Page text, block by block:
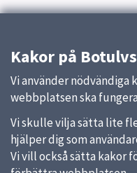
Kakor på
Vi använder nödvändiga
webbplatsen ska
Vi skulle vilja sätta lite
hjälper dig som
Vi vill också sätta kakor